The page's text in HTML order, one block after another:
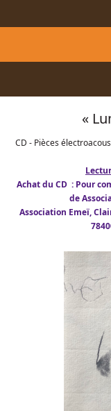
«
CD - Pièces
Achat du CD : Pour
de
Association Emeï,